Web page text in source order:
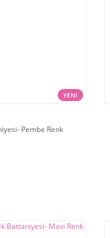
YENİ
Pembe Renk